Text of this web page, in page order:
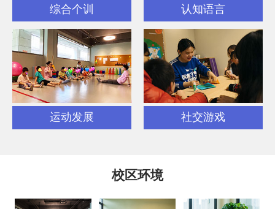
综合个训 认知语言
运动发展 社交游戏
校区环境